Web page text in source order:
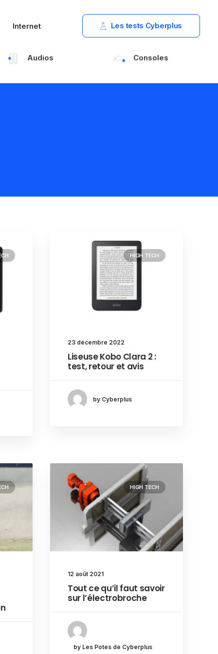
Internet Les tests Cyberplus
Audios Consoles
HIGH TECH
23 décembre 2022
Liseuse Kobo Clara 2 :
test, retour et avis
by Cyberplus
HIGH TECH
12 août 2021
Tout ce qu’il faut savoir
sur l’électrobroche
by Les Potes de Cyberplus